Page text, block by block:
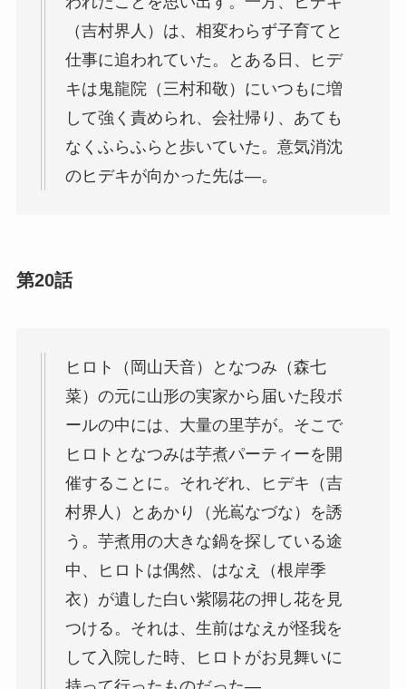
（吉村界人）は、相変わらず子育てと
仕事に追われていた。とある日、ヒデ
キは鬼龍院（三村和敬）にいつもに増
して強く責められ、会社帰り、あても
なくふらふらと歩いていた。意気消沈
のヒデキが向かった先は―。
第20話
ヒロト（岡山天音）となつみ（森七
菜）の元に山形の実家から届いた段ボ
ールの中には、大量の里芋が。そこで
ヒロトとなつみは芋煮パーティーを開
催することに。それぞれ、ヒデキ（吉
村界人）とあかり（光嶌なづな）を誘
う。芋煮用の大きな鍋を探している途
中、ヒロトは偶然、はなえ（根岸季
衣）が遺した白い紫陽花の押し花を見
つける。それは、生前はなえが怪我を
して入院した時、ヒロトがお見舞いに